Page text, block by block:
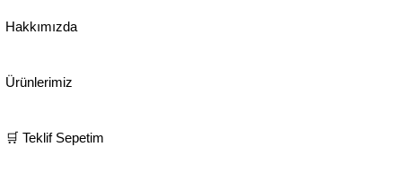
Hakkımızda
Ürünlerimiz
🛒 Teklif Sepetim